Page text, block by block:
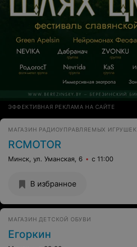
ЭФФЕКТИВНАЯ РЕКЛАМА НА САЙТЕ
МАГАЗИН РАДИОУПРАВЛЯЕМЫХ ИГРУШЕК
RCMOTOR
Минск, ул. Уманская, 6 с 11:00
В избранное
МАГАЗИН ДЕТСКОЙ ОБУВИ
Егоркин